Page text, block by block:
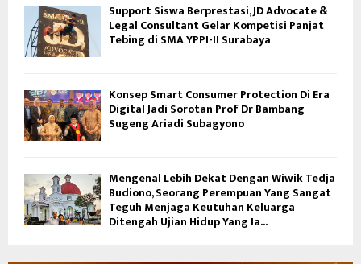
Support Siswa Berprestasi, JD Advocate &
Legal Consultant Gelar Kompetisi Panjat
Tebing di SMA YPPI-II Surabaya
Konsep Smart Consumer Protection Di Era
Digital Jadi Sorotan Prof Dr Bambang
Sugeng Ariadi Subagyono
Mengenal Lebih Dekat Dengan Wiwik Tedja
Budiono, Seorang Perempuan Yang Sangat
Teguh Menjaga Keutuhan Keluarga
Ditengah Ujian Hidup Yang Ia...